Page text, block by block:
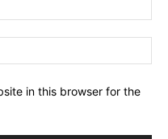
in this browser for the